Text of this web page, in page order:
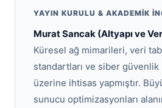
YAYIN KURULU & AKADEMIK
Murat Sancak (Altyapı ve
Küresel ağ mimarileri, veri
standartları ve siber
üzerine ihtisas yapmıştır.
sunucu optimizasyonları